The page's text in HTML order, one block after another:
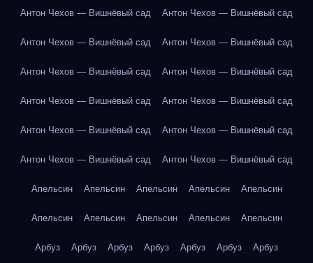
Антон Чехов — Вишнёвый сад Антон Чехов — Вишнёвый сад
Антон Чехов — Вишнёвый сад Антон Чехов — Вишнёвый сад
Антон Чехов — Вишнёвый сад Антон Чехов — Вишнёвый сад
Антон Чехов — Вишнёвый сад Антон Чехов — Вишнёвый сад
Антон Чехов — Вишнёвый сад Антон Чехов — Вишнёвый сад
Антон Чехов — Вишнёвый сад Антон Чехов — Вишнёвый сад
Апельсин Апельсин Апельсин Апельсин Апельсин
Апельсин Апельсин Апельсин Апельсин Апельсин
Арбуз Арбуз Арбуз Арбуз Арбуз Арбуз Арбуз